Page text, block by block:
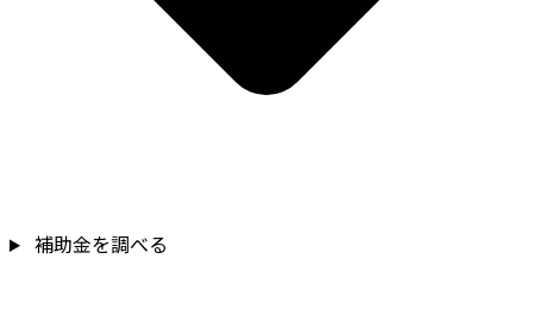
補助金を調べる